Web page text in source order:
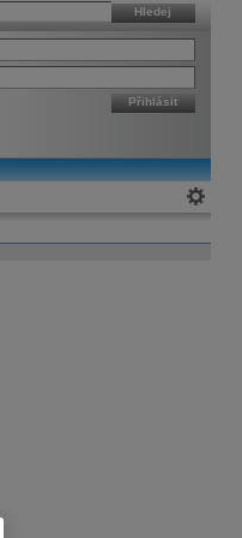
Hledej
Přihlásit